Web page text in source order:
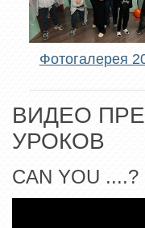
Фотогалерея
ВИДЕО
УРОКОВ
CAN YOU ....?